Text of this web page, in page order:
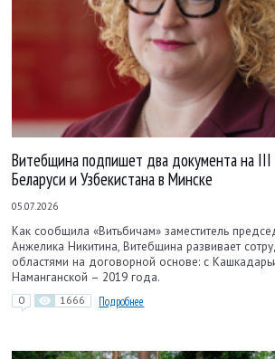
Витебщина подпишет два документа на
Беларуси и Узбекистана в Минске
05.07.2026
Как сообщила «Витьбичам» заместитель
Анжелика Никитина, Витебщина развивает
областями на договорной основе: с
Наманганской – 2019 года.
0 1666 Подробнее